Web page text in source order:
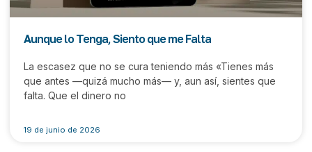
Aunque lo Tenga, Siento que me Falta
La escasez que no se cura teniendo más «Tienes más
que antes —quizá mucho más— y, aun así, sientes que
falta. Que el dinero no
19 de junio de 2026